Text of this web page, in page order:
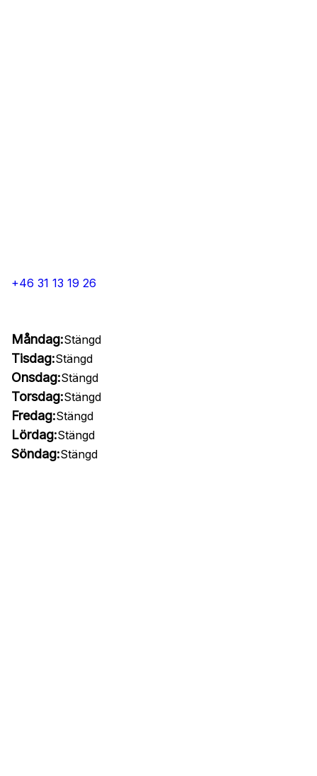
+46 31 13 19 26
Måndag:Stängd
Tisdag:Stängd
Onsdag:Stängd
Torsdag:Stängd
Fredag:Stängd
Lördag:Stängd
Söndag:Stängd